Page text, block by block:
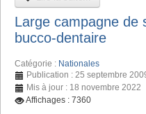
Large campagne de
bucco-dentaire
Catégorie : Nationales
Publication : 25 septembre
Mis à jour : 18 novembre 2022
Affichages : 7360